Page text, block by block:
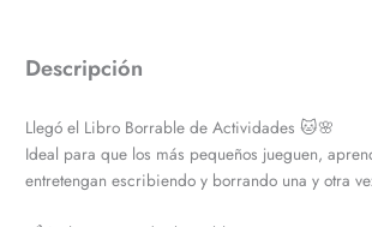
con
cantidad
Descripción
Llegó el Libro Borrable de Actividades 🐱🌸
Ideal para que los más pequeños jueguen,
entretengan escribiendo y borrando una y otra